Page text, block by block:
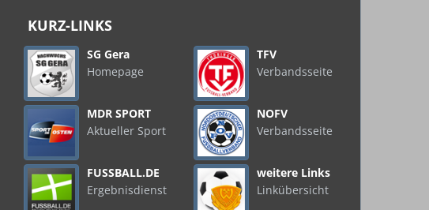
KURZ-LINKS
SG Gera
Homepage
MDR SPORT
Aktueller Sport
FUSSBALL.DE
Ergebnisdienst
TFV
Verbandsseite
NOFV
Verbandsseite
weitere Links
Linkübersicht